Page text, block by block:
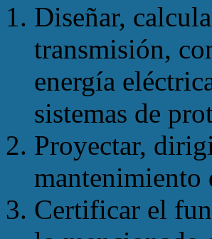
Diseñar,
transmisión,
energía
sistemas de
Proyectar,
mantenimiento
Certificar el